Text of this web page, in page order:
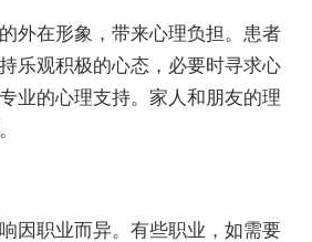
外在形象，带来心理负担。患者
乐观积极的心态，必要时寻求心
业的心理支持。家人和朋友的理
因职业而异。有些职业，如需要